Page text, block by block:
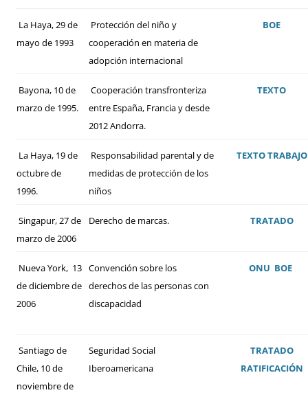
La Haya, 29 de
mayo de 1993
Protección del niño y
cooperación en materia de
adopción internacional
BOE
Bayona, 10 de
marzo de 1995.
Cooperación transfronteriza
entre España, Francia y desde
2012 Andorra.
TEXTO
La Haya, 19 de
octubre de
1996.
Responsabilidad parental y de
medidas de protección de los
niños
TEXTOTRABAJO
Singapur, 27 de
marzo de 2006
Derecho de marcas. TRATADO
Nueva York, 13
de diciembre de
2006
Convención sobre los
derechos de las personas con
discapacidad
ONU BOE
Santiago de
Chile, 10 de
noviembre de
Seguridad Social
Iberoamericana
TRATADO
RATIFICACIÓN